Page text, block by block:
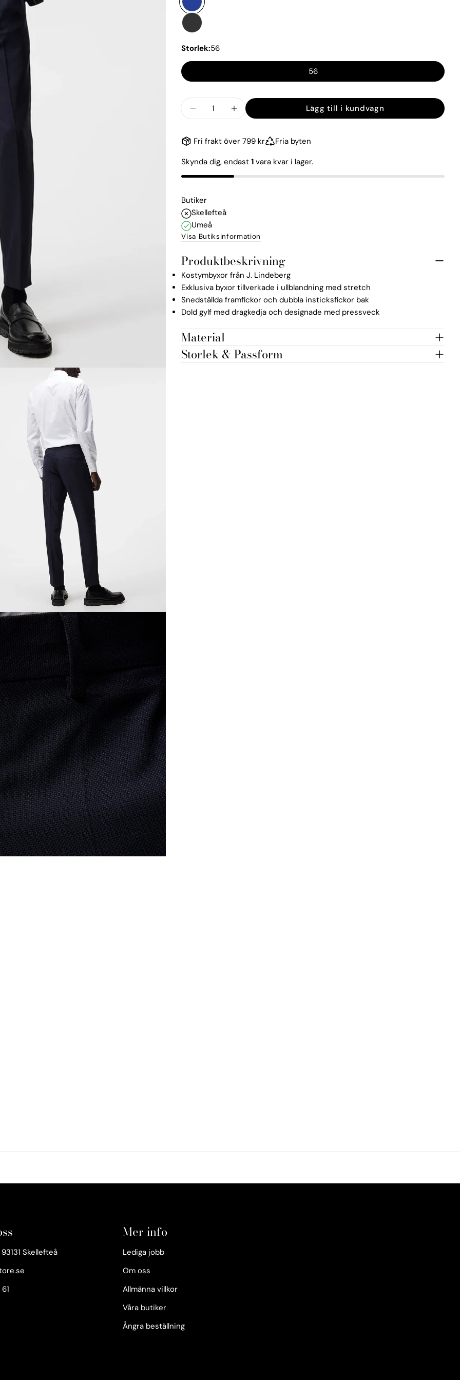
2 i modal
4 i modal
Storlek:56
56
Kvantitet
Minska kvantiteten för Grant Active Hopsack
Öka kvantiteten för Grant Active Hopsack
Lägg till i kundvagn
Fri frakt över 799 kr
Fria byten
Skynda dig, endast1 vara kvar i lager.
Butiker
Skellefteå
Umeå
Visa Butiksinformation
Produktbeskrivning
Kostymbyxor från J. Lindeberg
Exklusiva byxor tillverkade i ullblandning med stretch
Snedställda framfickor och dubbla insticksfickor bak
Dold gylf med dragkedja och designade med pressveck
Material
Storlek & Passform
Skellefteå
Mer info
Lediga jobb
Om oss
Allmänna villkor
Våra butiker
Ångra beställning